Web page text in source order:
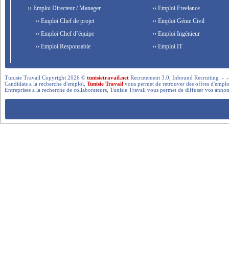
›› Emploi Directeur / Manager
›› Emploi Chef de projet
›› Emploi Chef d’équipe
›› Emploi Responsable
›› Emploi Freelance
›› Emploi Génie Civil
›› Emploi Ingénieur
›› Emploi IT
Tunisie Travail Copyright 2026 ©tunisietravail.net Recrutement 3.0, Inbound Recruiting .-
Candidats a la recherche d'emploi,Tunisie Travail vous permet de retrouver des offres
Entreprises a la recherche de collaborateurs, Tunisie Travail vous permet de diffuser vos